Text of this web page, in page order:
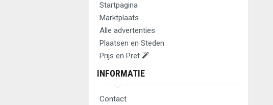
Startpagina
Marktplaats
Alle advertenties
Plaatsen en Steden
Prijs en Pret
INFORMATIE
Contact